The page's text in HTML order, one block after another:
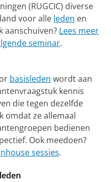
(RUGCIC) diverse
voor alle leden en
aanschuiven? Lees meer
seminar.
basisleden wordt aan
kennis
die tegen dezelfde
omdat ze allemaal
bedienen
Ook meedoen?
sessies.